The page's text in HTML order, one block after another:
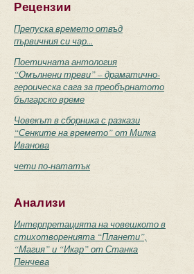
Рецензии
Препуска времето отвъд
първичния си чар...
Поетичната антология
“Омълнени треви” – драматично-
героическа сага за преобърнатото
българско време
Човекът в сборника с разкази
“Сенките на времето” от Милка
Иванова
чети по-нататък
Анализи
Интерпретацията на човешкото в
стихотворенията “Планети”,
“Магия” и “Икар” от Станка
Пенчева